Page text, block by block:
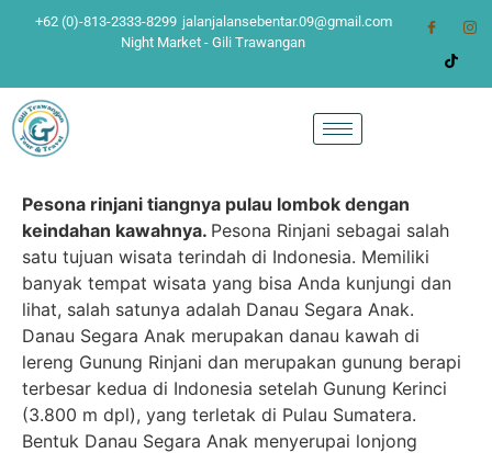
+62 (0)-813-2333-8299 jalanjalansebentar.09@gmail.com
Night Market - Gili Trawangan
Pesona rinjani tiangnya pulau lombok dengan
keindahan kawahnya. Pesona Rinjani sebagai salah
satu tujuan wisata terindah di Indonesia. Memiliki
banyak tempat wisata yang bisa Anda kunjungi dan
lihat, salah satunya adalah Danau Segara Anak.
Danau Segara Anak merupakan danau kawah di
lereng Gunung Rinjani dan merupakan gunung berapi
terbesar kedua di Indonesia setelah Gunung Kerinci
(3.800 m dpl), yang terletak di Pulau Sumatera.
Bentuk Danau Segara Anak menyerupai lonjong